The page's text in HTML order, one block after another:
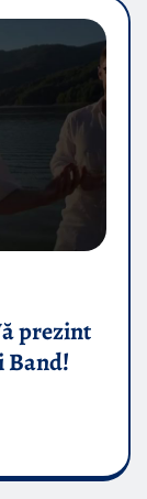
prezint
Band!